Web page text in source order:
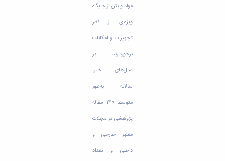
مواد و بتن از جایگاه
ویژه‌ای از نظر
تجهیزات و امکانات
برخوردارند. در
سال‌های اخیر،
سالانه به‌طور
متوسط 140 مقاله
پژوهشی در مجلات
معتبر خارجی و
داخلی و تعداد